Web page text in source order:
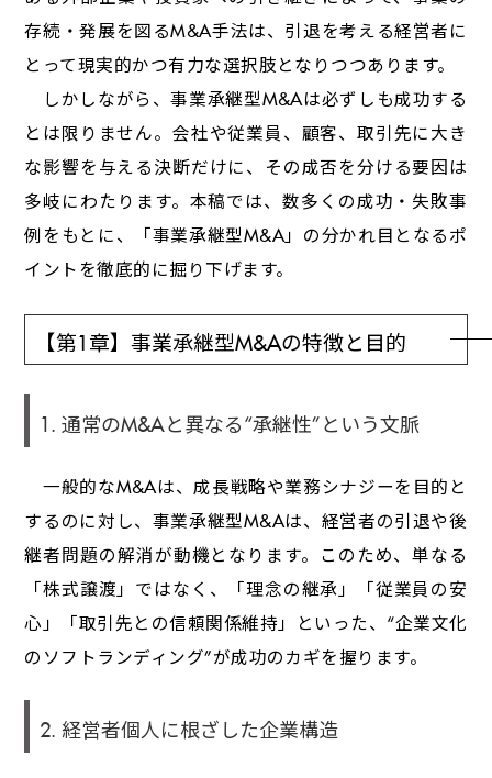
存続・発展を図るM&A手法は、引退を考える経営者に
とって現実的かつ有力な選択肢となりつつあります。
しかしながら、事業承継型M&Aは必ずしも成功する
とは限りません。会社や従業員、顧客、取引先に大き
な影響を与える決断だけに、その成否を分ける要因は
多岐にわたります。本稿では、数多くの成功・失敗事
例をもとに、「事業承継型M&A」の分かれ目となるポ
イントを徹底的に掘り下げます。
【第1章】事業承継型M&Aの特徴と目的
1. 通常のM&Aと異なる“承継性”という文脈
一般的なM&Aは、成長戦略や業務シナジーを目的と
するのに対し、事業承継型M&Aは、経営者の引退や後
継者問題の解消が動機となります。このため、単なる
「株式譲渡」ではなく、「理念の継承」「従業員の安
心」「取引先との信頼関係維持」といった、“企業文化
のソフトランディング”が成功のカギを握ります。
2. 経営者個人に根ざした企業構造